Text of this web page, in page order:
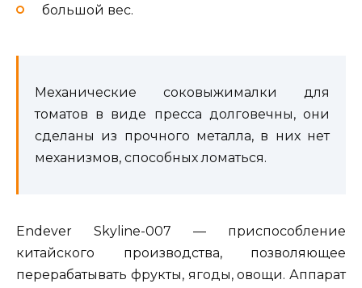
большой вес.
Механические соковыжималки для
томатов в виде пресса долговечны, они
сделаны из прочного металла, в них нет
механизмов, способных ломаться.
Endever Skyline-007 — приспособление
китайского производства, позволяющее
перерабатывать фрукты, ягоды, овощи. Аппарат